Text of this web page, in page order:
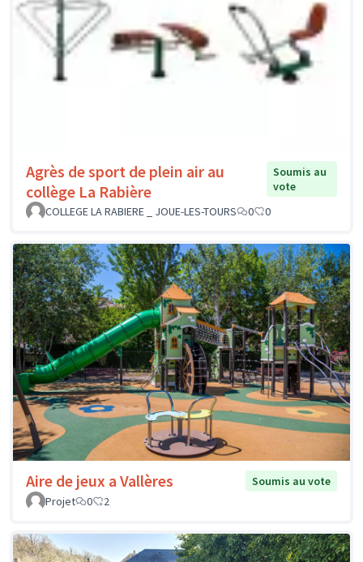
Agrès de sport de plein air au
collège La Rabière
Soumis au
vote
COLLEGE LA RABIERE _ JOUE-LES-TOURS
0 0
Aire de jeux a Vallères
Soumis au vote
Projet
0 2